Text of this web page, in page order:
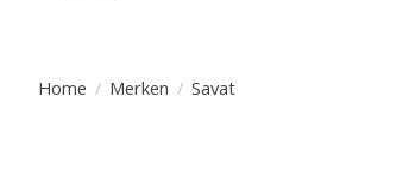
Home / Merken / Savat